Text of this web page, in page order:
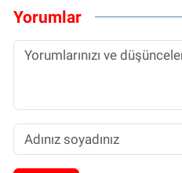
Yorumlar